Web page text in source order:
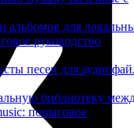
альбомов для
руководство
песен для
библиотеку
пошаговое